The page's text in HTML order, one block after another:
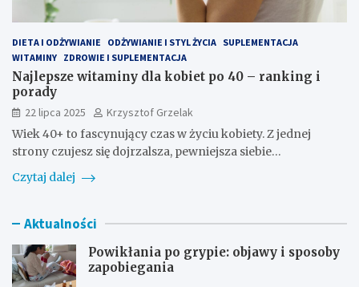
DIETA I ODŻYWIANIE ODŻYWIANIE I STYL ŻYCIA SUPLEMENTACJA
WITAMINY ZDROWIE I SUPLEMENTACJA
Najlepsze witaminy dla kobiet po 40 – ranking i
porady
22 lipca 2025
Krzysztof Grzelak
Wiek 40+ to fascynujący czas w życiu kobiety. Z jednej
strony czujesz się dojrzalsza, pewniejsza siebie…
Czytaj dalej
Aktualności
Powikłania po grypie: objawy i sposoby
zapobiegania